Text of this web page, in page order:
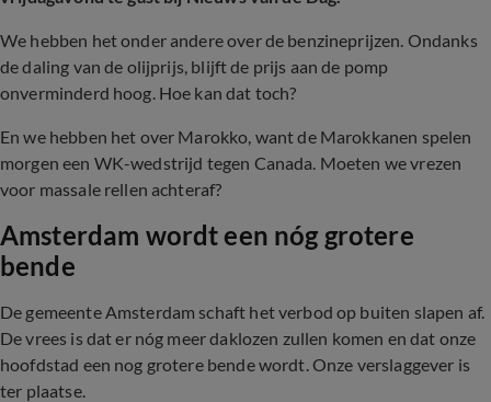
We hebben het onder andere over de benzineprijzen. Ondanks
de daling van de olijprijs, blijft de prijs aan de pomp
onverminderd hoog. Hoe kan dat toch?
En we hebben het over Marokko, want de Marokkanen spelen
morgen een WK-wedstrijd tegen Canada. Moeten we vrezen
voor massale rellen achteraf?
Amsterdam wordt een nóg grotere
bende
De gemeente Amsterdam schaft het verbod op buiten slapen af.
De vrees is dat er nóg meer daklozen zullen komen en dat onze
hoofdstad een nog grotere bende wordt. Onze verslaggever is
ter plaatse.